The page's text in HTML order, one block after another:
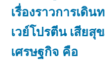
เรื่องราวการเดิน
เวย์โปรตีน เสียสุ
เศรษฐกิจ คือ